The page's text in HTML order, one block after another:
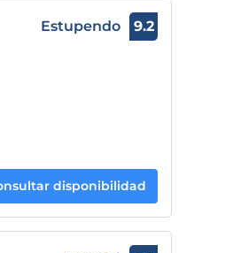
Estupendo 9.2
disponibilidad